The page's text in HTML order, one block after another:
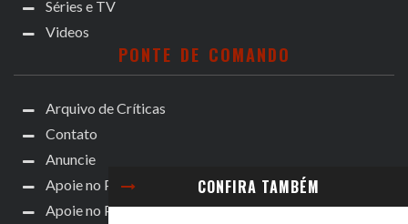
CONFIRA TAMBÉM
Séries e TV
Videos
PONTE DE COMANDO
Arquivo de Críticas
Contato
Anuncie
Apoie no Patreon
Apoie no Padrim!